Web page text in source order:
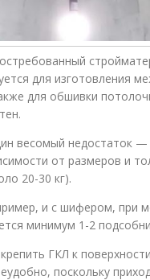
для изготовления
для обшивки
весомый недостаток
от размеров и
20-30 кг).
и с шифером, при
минимум 1-2
ГКЛ к
поскольку